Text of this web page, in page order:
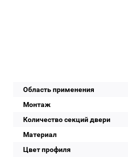
Область применения
Монтаж
Количество секций двери
Материал
Цвет профиля